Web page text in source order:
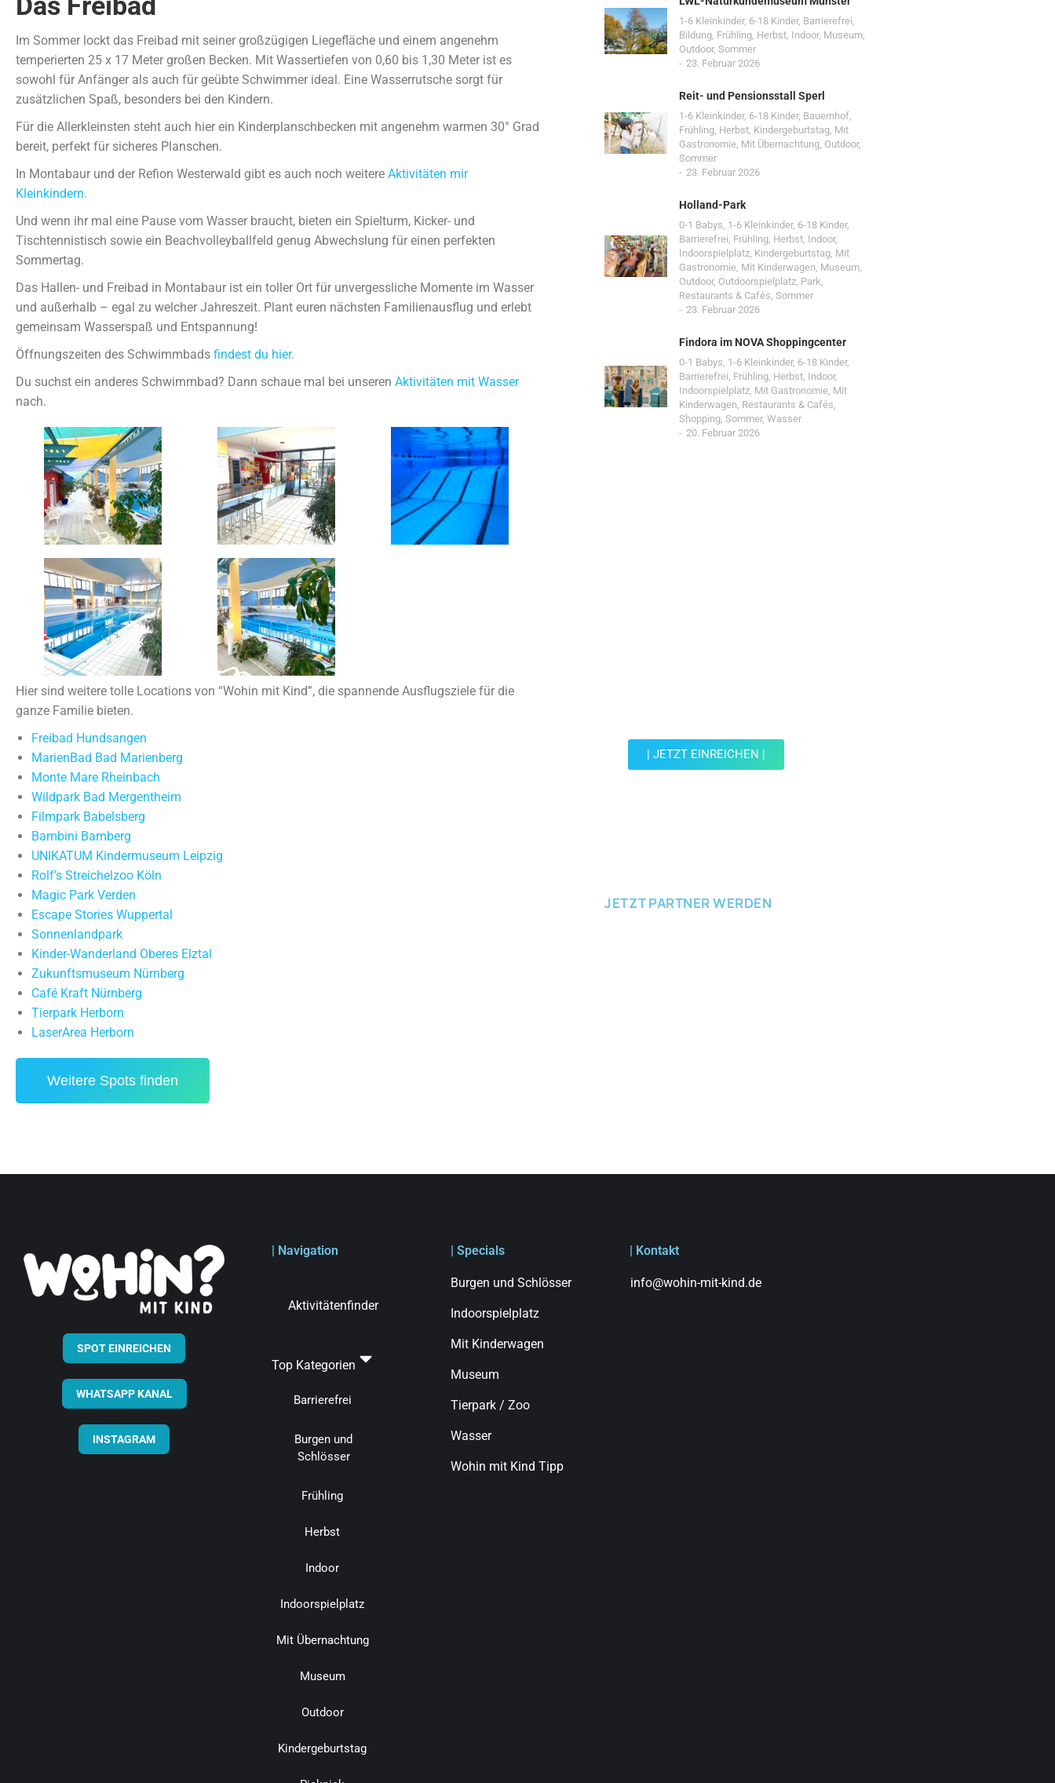
Im Sommer lockt das Freibad mit seiner großzügigen Liegefläche und einem angenehm
temperierten 25 x 17 Meter großen Becken. Mit Wassertiefen von 0,60 bis 1,30 Meter ist es
sowohl für Anfänger als auch für geübte Schwimmer ideal. Eine Wasserrutsche sorgt für
zusätzlichen Spaß, besonders bei den Kindern.
Für die Allerkleinsten steht auch hier ein Kinderplanschbecken mit angenehm warmen 30° Grad
bereit, perfekt für sicheres Planschen.
In Montabaur und der Refion Westerwald gibt es auch noch weitere Aktivitäten mir
Kleinkindern.
Und wenn ihr mal eine Pause vom Wasser braucht, bieten ein Spielturm, Kicker- und
Tischtennistisch sowie ein Beachvolleyballfeld genug Abwechslung für einen perfekten
Sommertag.
Das Hallen- und Freibad in Montabaur ist ein toller Ort für unvergessliche Momente im Wasser
und außerhalb – egal zu welcher Jahreszeit. Plant euren nächsten Familienausflug und erlebt
gemeinsam Wasserspaß und Entspannung!
Öffnungszeiten des Schwimmbads findest du hier.
Du suchst ein anderes Schwimmbad? Dann schaue mal bei unseren Aktivitäten mit Wasser
nach.
Hier sind weitere tolle Locations von “Wohin mit Kind”, die spannende Ausflugsziele für die
ganze Familie bieten.
Freibad Hundsangen
MarienBad Bad Marienberg
Monte Mare Rheinbach
Wildpark Bad Mergentheim
Filmpark Babelsberg
Bambini Bamberg
UNIKATUM Kindermuseum Leipzig
Rolf’s Streichelzoo Köln
Magic Park Verden
Escape Stories Wuppertal
Sonnenlandpark
Kinder-Wanderland Oberes Elztal
Zukunftsmuseum Nürnberg
Café Kraft Nürnberg
Tierpark Herborn
LaserArea Herborn
Weitere Spots finden
1-6 Kleinkinder, 6-18 Kinder, Barrierefrei,
Bildung, Frühling, Herbst, Indoor, Museum,
Outdoor, Sommer
23. Februar 2026
Reit- und Pensionsstall Sperl
1-6 Kleinkinder, 6-18 Kinder, Bauernhof,
Frühling, Herbst, Kindergeburtstag, Mit
Gastronomie, Mit Übernachtung, Outdoor,
Sommer
23. Februar 2026
Holland-Park
0-1 Babys, 1-6 Kleinkinder, 6-18 Kinder,
Barrierefrei, Frühling, Herbst, Indoor,
Indoorspielplatz, Kindergeburtstag, Mit
Gastronomie, Mit Kinderwagen, Museum,
Outdoor, Outdoorspielplatz, Park,
Restaurants & Cafés, Sommer
23. Februar 2026
Findora im NOVA Shoppingcenter
0-1 Babys, 1-6 Kleinkinder, 6-18 Kinder,
Barrierefrei, Frühling, Herbst, Indoor,
Indoorspielplatz, Mit Gastronomie, Mit
Kinderwagen, Restaurants & Cafés,
Shopping, Sommer, Wasser
20. Februar 2026
| JETZT EINREICHEN |
JETZT PARTNER WERDEN
SPOT EINREICHEN
WHATSAPP KANAL
INSTAGRAM
| Navigation
Aktivitätenfinder
Top Kategorien
Barrierefrei
Burgen und
Schlösser
Frühling
Herbst
Indoor
Indoorspielplatz
Mit Übernachtung
Museum
Outdoor
Kindergeburtstag
| Specials
Burgen und Schlösser
Indoorspielplatz
Mit Kinderwagen
Museum
Tierpark / Zoo
Wasser
Wohin mit Kind Tipp
| Kontakt
info@wohin-mit-kind.de